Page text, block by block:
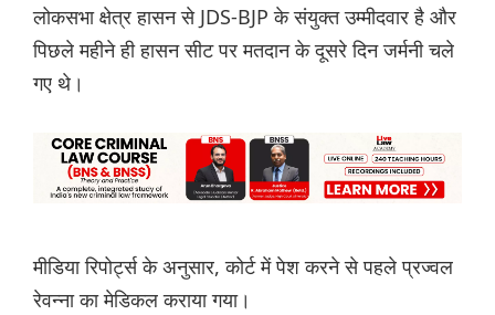
लोकसभा क्षेत्र हासन से JDS-BJP के संयुक्त उम्मीदवार है और
पिछले महीने ही हासन सीट पर मतदान के दूसरे दिन जर्मनी चले
गए थे।
मीडिया रिपोर्ट्स के अनुसार, कोर्ट में पेश करने से पहले प्रज्वल
रेवन्ना का मेडिकल कराया गया।